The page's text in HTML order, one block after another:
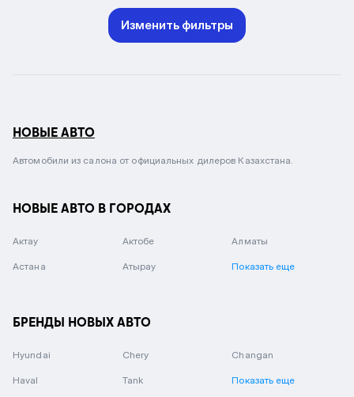
Изменить фильтры
НОВЫЕ АВТО
Автомобили из салона от официальных дилеров Казахстана.
НОВЫЕ АВТО В ГОРОДАХ
Актау Актобе Алматы
Астана Атырау Показать еще
БРЕНДЫ НОВЫХ АВТО
Hyundai Chery Changan
Haval Tank Показать еще